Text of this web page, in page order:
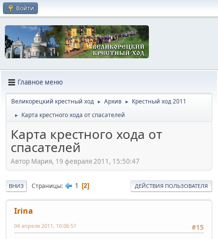
Войти
Главное меню
Великорецкий крестный ход ► Архив ► Крестный ход 2011
► Карта крестного хода от спасателей
Карта крестного хода от
спасателей
Автор Mария, 19 февраля 2011, 15:50:47
ВНИЗ Страницы 1 2 ДЕЙСТВИЯ ПОЛЬЗОВАТЕЛЯ
Irina
#15
04 апреля 2011, 10:06:51